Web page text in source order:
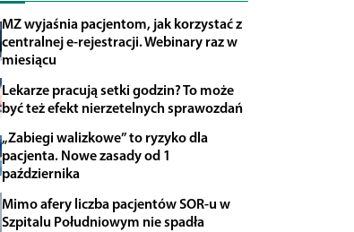
MZ wyjaśnia pacjentom, jak korzystać z
centralnej e-rejestracji. Webinary raz w
miesiącu
Lekarze pracują setki godzin? To może
być też efekt nierzetelnych sprawozdań
„Zabiegi walizkowe” to ryzyko dla
pacjenta. Nowe zasady od 1
października
Mimo afery liczba pacjentów SOR-u w
Szpitalu Południowym nie spadła